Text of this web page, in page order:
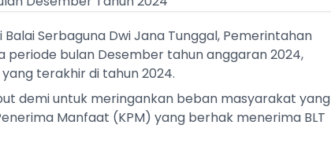
Serbaguna Dwi Jana Tunggal, Pemerintahan
periode bulan Desember tahun anggaran 2024,
terakhir di tahun 2024.
demi untuk meringankan beban masyarakat yang
Manfaat (KPM) yang berhak menerima BLT